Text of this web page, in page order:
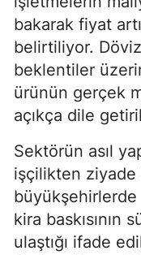
bakarak fiyat
belirtiliyor.
beklentiler
ürünün gerçek
açıkça dile
Sektörün asıl
işçilikten
büyükşehirlerde
kira baskısının
ulaştığı ifade